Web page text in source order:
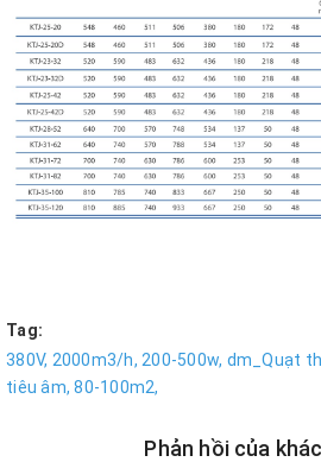
Tag:
380V, 2000m3/h, 200-500w, dm_Quạt
tiêu âm, 80-100m2,
Phản hồi của